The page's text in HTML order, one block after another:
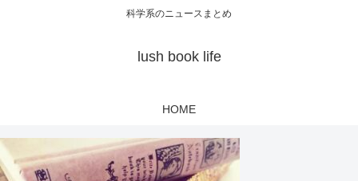
科学系のニュースまとめ
lush book life
HOME